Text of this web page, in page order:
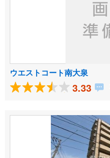
ウエストコート南大泉
3.33